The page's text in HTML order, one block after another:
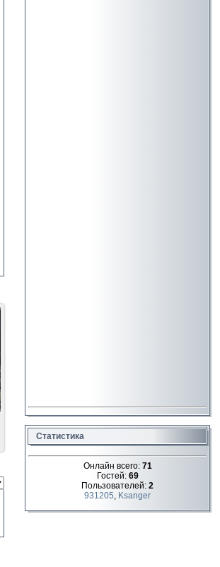
Статистика
Онлайн всего: 71
Гостей: 69
Пользователей: 2
931205, Ksanger